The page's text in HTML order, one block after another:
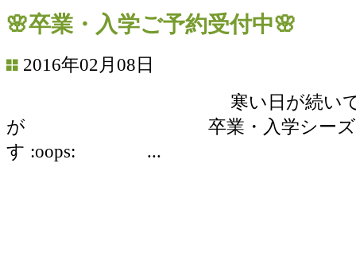
🌸卒業・入学ご予約受付中🌸
2016年02月08日
寒い日が続いてい
が 卒業・入学シーズン
す :oops: ...